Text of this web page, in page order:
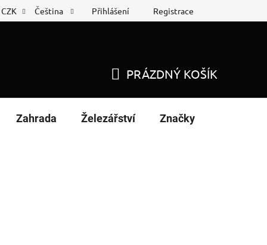
list Nákup na splátky
CZK Čeština Přihlášení Registrace
KOŠÍK
PRÁZDNÝ KOŠÍK
Zahrada Železářství Značky